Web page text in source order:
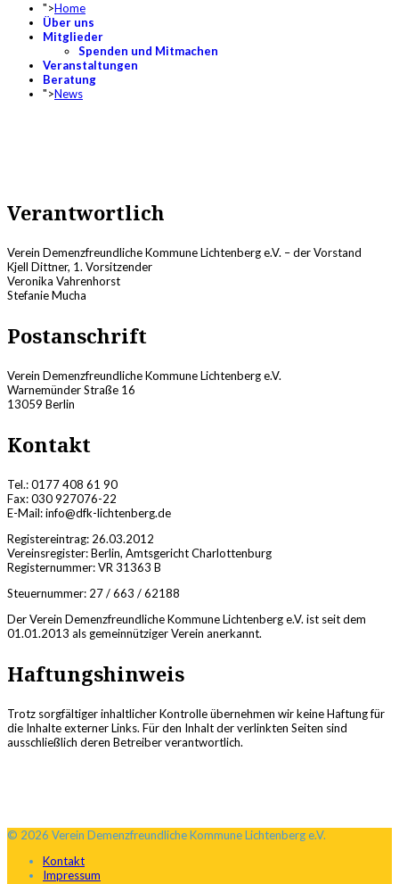
">Home
Über uns
Mitglieder
Spenden und Mitmachen
Veranstaltungen
Beratung
">News
Verantwortlich
Verein Demenzfreundliche Kommune Lichtenberg e.V. – der Vorstand
Kjell Dittner, 1. Vorsitzender
Veronika Vahrenhorst
Stefanie Mucha
Postanschrift
Verein Demenzfreundliche Kommune Lichtenberg e.V.
Warnemünder Straße 16
13059 Berlin
Kontakt
Tel.: 0177 408 61 90
Fax: 030 927076-22
E-Mail: info@dfk-lichtenberg.de
Registereintrag: 26.03.2012
Vereinsregister: Berlin, Amtsgericht Charlottenburg
Registernummer: VR 31363 B
Steuernummer: 27 / 663 / 62188
Der Verein Demenzfreundliche Kommune Lichtenberg e.V. ist seit dem
01.01.2013 als gemeinnütziger Verein anerkannt.
Haftungshinweis
Trotz sorgfältiger inhaltlicher Kontrolle übernehmen wir keine Haftung für
die Inhalte externer Links. Für den Inhalt der verlinkten Seiten sind
ausschließlich deren Betreiber verantwortlich.
© 2026 Verein Demenzfreundliche Kommune Lichtenberg e.V.
Kontakt
Impressum